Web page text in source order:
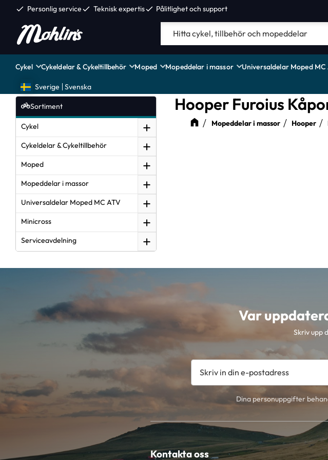
check Personlig servicecheck Teknisk expertischeck Pålitlighet och support
Cykel Cykeldelar & Cykeltillbehör Moped Mopeddelar i massor Universaldelar Moped MC
Sverige Svenska
Hooper Furoius
Mopeddelar i massor Hooper
Sortiment
Cykel
Cykeldelar & Cykeltillbehör
Moped
Mopeddelar i massor
Universaldelar Moped MC ATV
Minicross
Serviceavdelning
Var
Skriv upp
Dina personuppgifter
Kontakta oss